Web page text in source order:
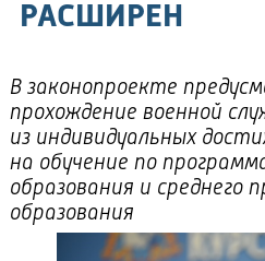
РАСШИРЕН
В законопроекте
прохождение военной
из индивидуальных
на обучение по
образования и среднего
образования